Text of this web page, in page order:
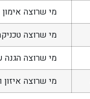
מי שרוצה
מי שרוצה
מי שרוצה
מי שרוצה